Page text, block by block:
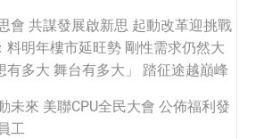
會 共謀發展啟新思 起動改革迎挑戰
料明年樓市延旺勢 剛性需求仍然大
有多大 舞台有多大」 踏征途越巔峰
未來 美聯CPU全民大會 公佈福利發
工